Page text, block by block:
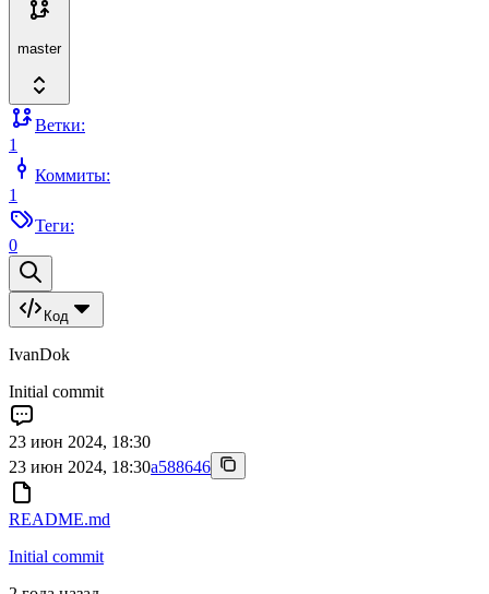
master
Ветки:
1
Коммиты:
1
Теги:
0
Код
IvanDok
Initial commit
23 июн 2024, 18:30
23 июн 2024, 18:30a588646
README.md
Initial commit